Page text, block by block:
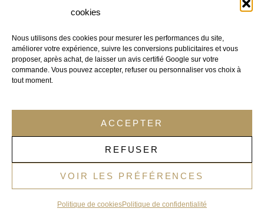
cookies
Nous utilisons des cookies pour mesurer les performances du site,
améliorer votre expérience, suivre les conversions publicitaires et vous
proposer, après achat, de laisser un avis certifié Google sur votre
commande. Vous pouvez accepter, refuser ou personnaliser vos choix à
tout moment.
ACCEPTER
REFUSER
VOIR LES PRÉFÉRENCES
Politique de cookiesPolitique de confidentialité
(à partir du 19/08/2026).
MARBRE BLANC CALACATTA – PIED PLIABLE
BLANC – USAGE CHR – CALACATTA-TBL-70
À partir de€253,90TTC
Prix remisé à partir de
AJOUTER AU PANIER